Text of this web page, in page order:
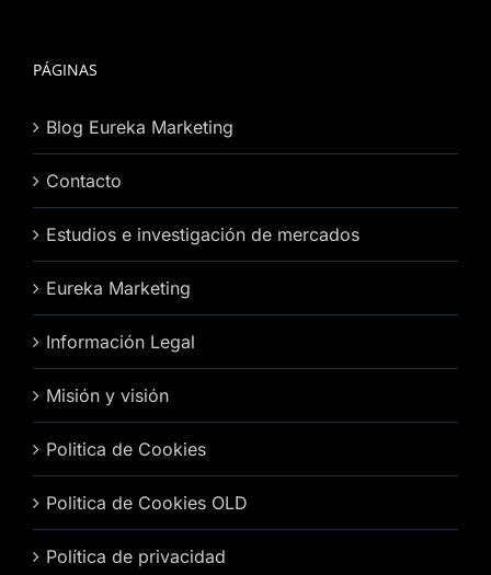
PÁGINAS
Blog Eureka Marketing
Contacto
Estudios e investigación de mercados
Eureka Marketing
Información Legal
Misión y visión
Politica de Cookies
Politica de Cookies OLD
Política de privacidad